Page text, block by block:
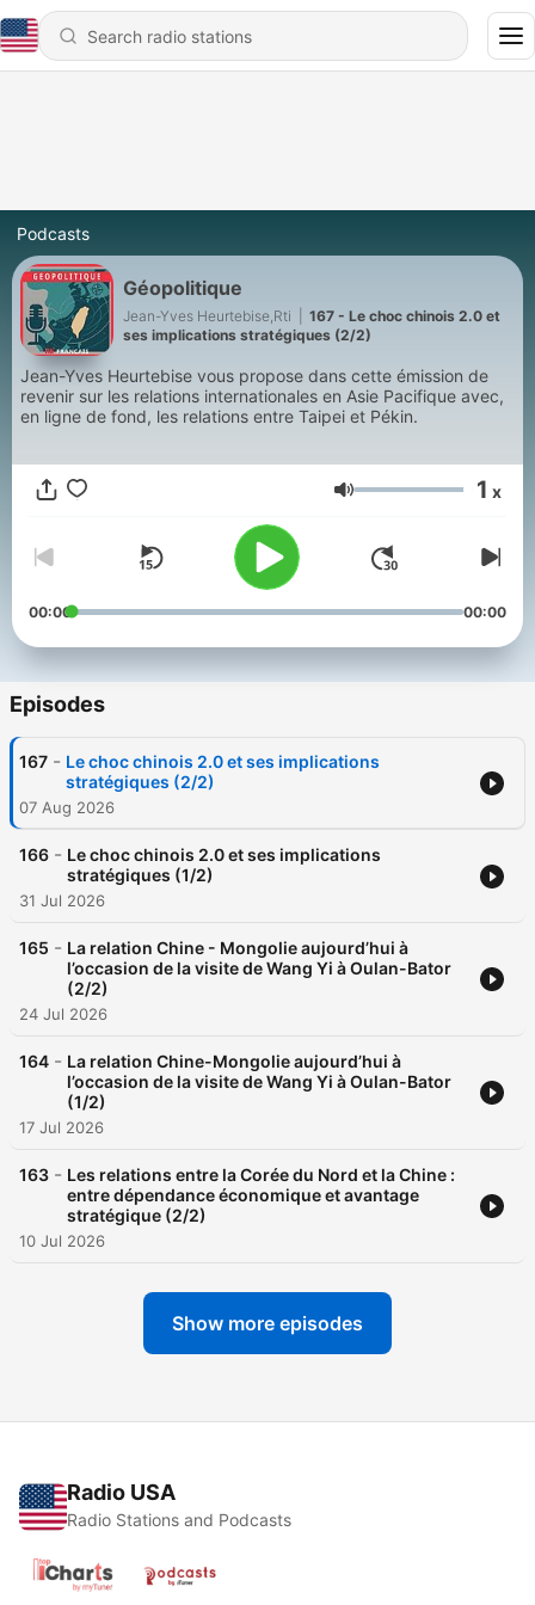
Podcasts
Géopolitique
Jean-Yves Heurtebise,Rti
167 - Le choc chinois 2.0 et
ses implications stratégiques (2/2)
Jean-Yves Heurtebise vous propose dans cette émission de
revenir sur les relations internationales en Asie Pacifique avec,
en ligne de fond, les relations entre Taipei et Pékin.
Volume 1 x
00:00 00:00
Episodes
167 - Le choc chinois 2.0 et ses implications
stratégiques (2/2)
07 Aug 2026
166 - Le choc chinois 2.0 et ses implications
stratégiques (1/2)
31 Jul 2026
165 - La relation Chine - Mongolie aujourd’hui à
l’occasion de la visite de Wang Yi à Oulan-Bator
(2/2)
24 Jul 2026
164 - La relation Chine-Mongolie aujourd’hui à
l’occasion de la visite de Wang Yi à Oulan-Bator
(1/2)
17 Jul 2026
163 - Les relations entre la Corée du Nord et la Chine :
entre dépendance économique et avantage
stratégique (2/2)
10 Jul 2026
Show more episodes
Radio USA
Radio Stations and Podcasts